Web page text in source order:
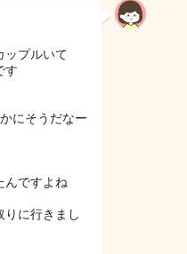
ップルいて
す
にそうだなー
んですよね
りに行きまし